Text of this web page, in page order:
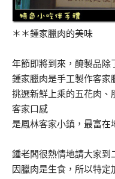
＊＊鍾家臘肉的美味
年節即將到來，醃製品除
鍾家臘肉是手工製作客家
挑選新鮮上乘的五花肉、
客家口感
是鳳林客家小鎮，最富在
鍾老闆很熱情地請大家到
因臘肉是生食，所以特